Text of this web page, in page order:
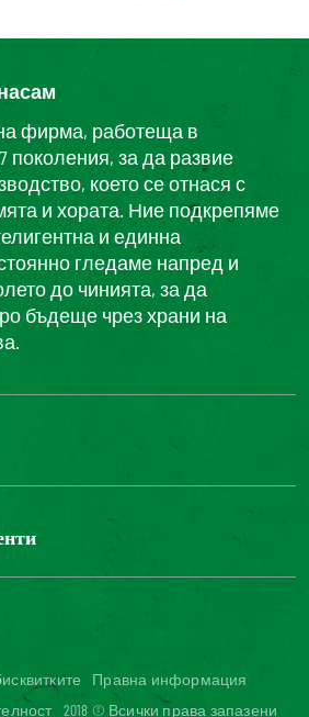
фирма, работеща в
поколения, за да развие
което се отнася с
и хората. Ние подкрепяме
и единна
гледаме напред и
до чинията, за да
бъдеще чрез храни на
не е съвместим
Правна информация
2018 © Всички права запазени